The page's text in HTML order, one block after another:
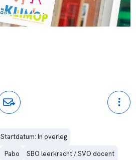
Startdatum: In overleg
Pabo
SBO leerkracht / SVO docent